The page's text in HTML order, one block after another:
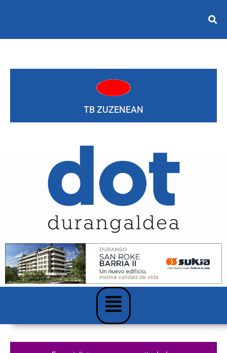
TB ZUZENEAN